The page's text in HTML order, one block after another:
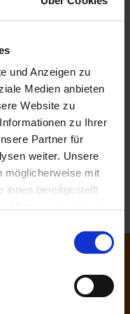
und Anzeigen zu
Medien anbieten
Website zu
zu Ihrer
Partner für
weiter. Unsere
möglicherweise mit
ihnen bereitgestellt
Wegen: